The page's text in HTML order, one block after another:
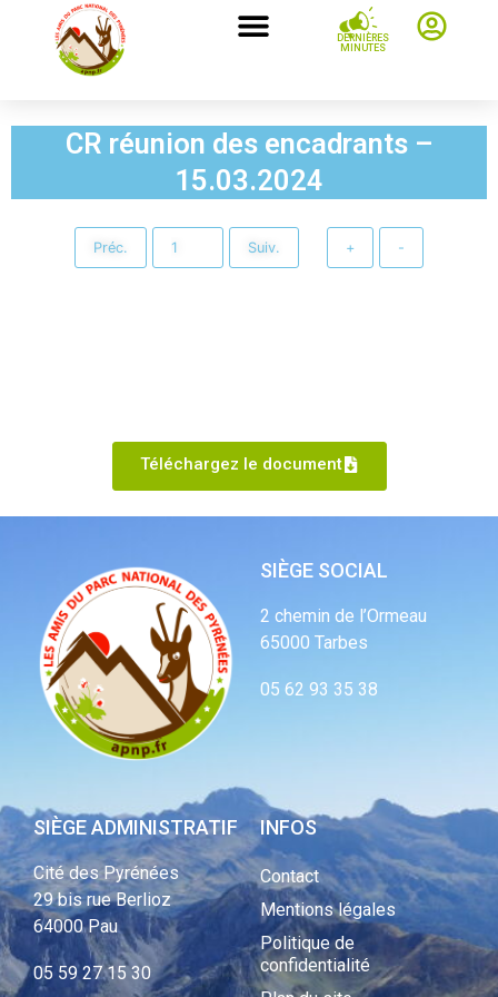
DERNIÈRES
MINUTES
CR réunion des encadrants –
15.03.2024
Préc. Suiv. + -
Téléchargez le document
SIÈGE SOCIAL
2 chemin de l’Ormeau
65000 Tarbes
05 62 93 35 38
SIÈGE ADMINISTRATIF
Cité des Pyrénées
29 bis rue Berlioz
64000 Pau
05 59 27 15 30
INFOS
Contact
Mentions légales
Politique de
confidentialité